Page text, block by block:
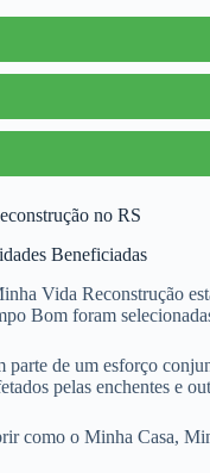
no RS
Beneficiadas
Vida Reconstrução
Bom foram
parte de um esforço
pelas enchentes e
como o Minha Casa,